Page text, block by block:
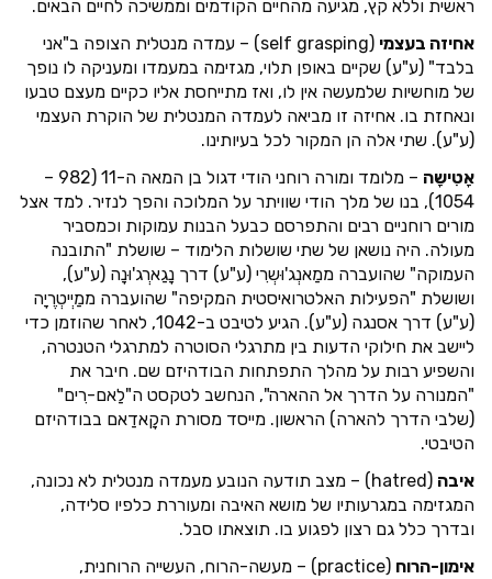
ראשית וללא קץ, מגיעה מהחיים הקודמים וממשיכה לחיים הבאים.
אחיזה בעצמי
(self grasping) – עמדה מנטלית הצופה ב"אני
בלבד" (ע"ע) שקיים באופן תלוי, מגזימה במעמדו ומעניקה לו נופך
של מוחשיות שלמעשה אין לו, ואז מתייחסת אליו כקיים מעצם טבעו
ונאחזת בו. אחיזה זו מביאה לעמדה המנטלית של הוקרת העצמי
(ע"ע). שתי אלה הן המקור לכל בעיותינו.
אָטִישָה
– מלומד ומורה רוחני הודי דגול בן המאה ה-11 (982 –
1054), בנו של מלך הודי שוויתר על המלוכה והפך לנזיר. למד אצל
מורים רוחניים רבים והתפרסם כבעל הבנות עמוקות וכמסביר
מעולה. היה נושאן של שתי שושלות הלימוד – שושלת "התובנה
העמוקה" שהועברה ממַאנְג'וּשְרִי (ע"ע) דרך נָגַארְג'וּנָה (ע"ע),
ושושלת "הפעילות האלטרואיסטית המקיפה" שהועברה ממַיְיטְרֶיָה
(ע"ע) דרך אסנגה (ע"ע). הגיע לטיבט ב-1042, לאחר שהוזמן כדי
ליישב את חילוקי הדעות בין מתרגלי הסוטרה למתרגלי הטנטרה,
והשפיע רבות על מהלך התפתחות הבודהיזם שם. חיבר את
"המנורה על הדרך אל ההארה", הנחשב לטקסט ה"לַאם-רִים"
(שלבי הדרך להארה) הראשון. מייסד מסורת הקָאדַאם בבודהיזם
הטיבטי.
איבה
(hatred) – מצב תודעה הנובע מעמדה מנטלית לא נכונה,
המגזימה במגרעותיו של מושא האיבה ומעוררת כלפיו סלידה,
ובדרך כלל גם רצון לפגוע בו. תוצאתו סבל.
אימון-הרוח
(practice) – מעשה-הרוח, העשייה הרוחנית,